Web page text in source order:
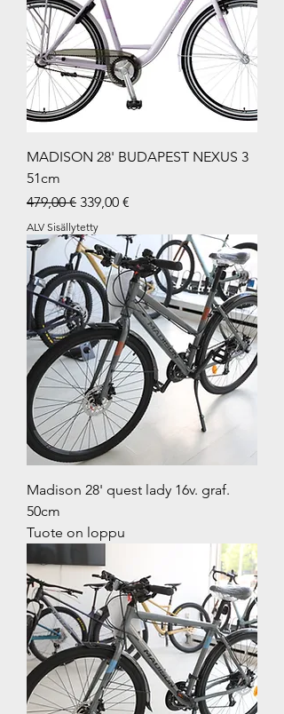
MADISON 28' BUDAPEST NEXUS 3
51cm
Normaali hinta
479,00 € Alehinta
339,00 €
ALV Sisällytetty
Madison 28' quest lady 16v. graf.
50cm
Tuote on loppu